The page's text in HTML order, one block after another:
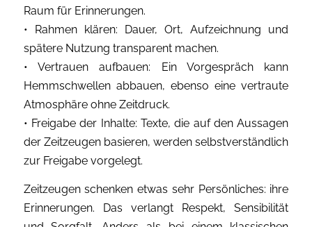
Raum für Erinnerungen.
• Rahmen klären: Dauer, Ort, Aufzeichnung und
spätere Nutzung transparent machen.
• Vertrauen aufbauen: Ein Vorgespräch kann
Hemmschwellen abbauen, ebenso eine vertraute
Atmosphäre ohne Zeitdruck.
• Freigabe der Inhalte: Texte, die auf den Aussagen
der Zeitzeugen basieren, werden selbstverständlich
zur Freigabe vorgelegt.
Zeitzeugen schenken etwas sehr Persönliches: ihre
Erinnerungen. Das verlangt Respekt, Sensibilität